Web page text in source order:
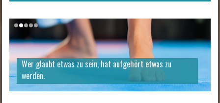
Wer glaubt etwas zu sein, hat aufgehört etwas zu
werden.